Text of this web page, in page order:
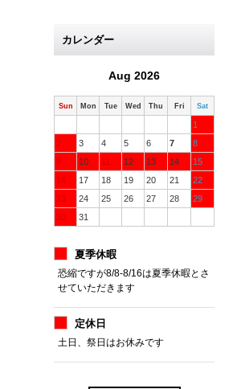
カレンダー
Aug 2026
Sun Mon Tue Wed Thu Fri Sat
1
2
3 4 5 6 7
8
9
10 11 12 13 14
15
16
17 18 19 20 21
22
23
24 25 26 27 28
29
30
31
夏季休暇
恐縮ですが8/8-8/16は夏季休暇とさ
せていただきます
定休日
土日、祭日はお休みです